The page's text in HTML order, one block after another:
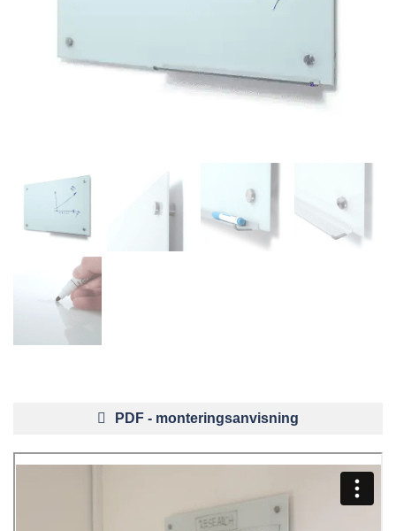
PDF - monteringsanvisning